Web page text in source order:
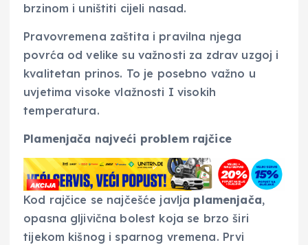
brzinom i uništiti cijeli nasad.
Pravovremena zaštita i pravilna njega
povrća od velike su važnosti za zdrav uzgoj i
kvalitetan prinos. To je posebno važno u
uvjetima visoke vlažnosti I visokih
temperatura.
Plamenjača najveći problem rajčice
Kod rajčice se najčešće javlja plamenjača,
opasna gljivična bolest koja se brzo širi
tijekom kišnog i sparnog vremena. Prvi